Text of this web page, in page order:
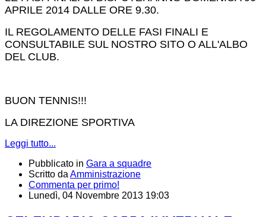
APRILE 2014 DALLE ORE 9.30.
IL REGOLAMENTO DELLE FASI FINALI E
CONSULTABILE SUL NOSTRO SITO O ALL'ALBO
DEL CLUB.
BUON TENNIS!!!
LA DIREZIONE SPORTIVA
Leggi tutto...
Pubblicato in Gara a squadre
Scritto da Amministrazione
Commenta per primo!
Lunedì, 04 Novembre 2013 19:03